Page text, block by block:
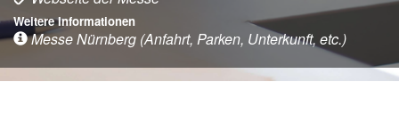
Weitere Informationen
Messe Nürnberg (Anfahrt, Parken, Unterkunft, etc.)